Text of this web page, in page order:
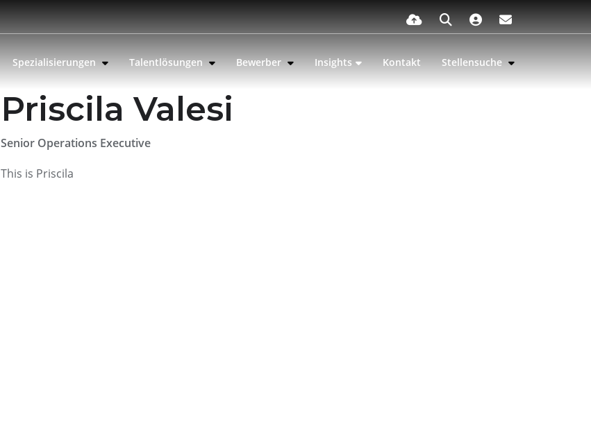
Spezialisierungen Talentlösungen Bewerber Insights Kontakt Stellensuche
Priscila Valesi
Senior Operations Executive
This is Priscila